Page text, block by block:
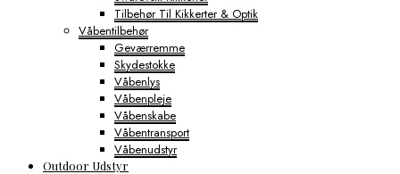
Tilbehør Til Kikkerter & Optik
Våbentilbehør
Geværremme
Skydestokke
Våbenlys
Våbenpleje
Våbenskabe
Våbentransport
Våbenudstyr
Outdoor Udstyr